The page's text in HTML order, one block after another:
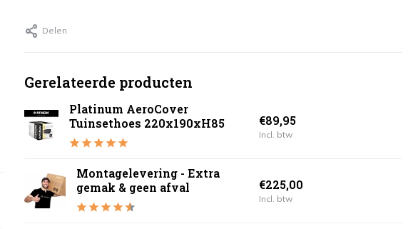
Delen
Gerelateerde producten
Platinum AeroCover
Tuinsethoes 220x190xH85
€89,95
Incl. btw
Montagelevering - Extra
gemak & geen afval
€225,00
Incl. btw